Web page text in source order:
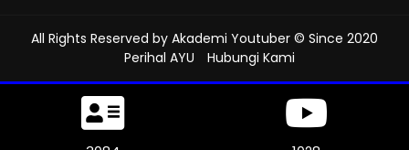
All Rights Reserved by Akademi Youtuber © Since 2020
Perihal AYU
Hubungi Kami